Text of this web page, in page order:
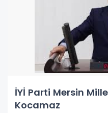
İYİ Parti Mersin
Kocamaz